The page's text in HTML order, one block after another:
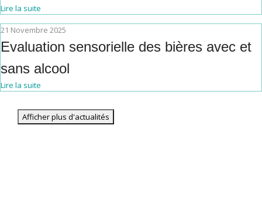
Lire la suite
21 Novembre 2025
Evaluation sensorielle des bières avec et
sans alcool
Lire la suite
Afficher plus d'actualités